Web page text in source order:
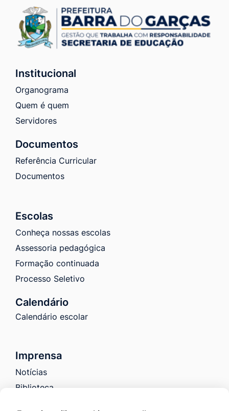
Institucional
Organograma
Quem é quem
Servidores
Documentos
Referência Curricular
Documentos
Escolas
Conheça nossas escolas
Assessoria pedagógica
Formação continuada
Processo Seletivo
Calendário
Calendário escolar
Imprensa
Notícias
Biblioteca